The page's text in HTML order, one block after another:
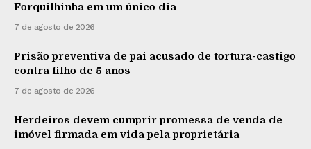
Forquilhinha em um único dia
7 de agosto de 2026
Prisão preventiva de pai acusado de tortura-castigo
contra filho de 5 anos
7 de agosto de 2026
Herdeiros devem cumprir promessa de venda de
imóvel firmada em vida pela proprietária